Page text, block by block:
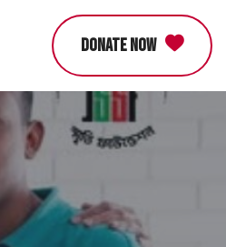
DONATE NOW